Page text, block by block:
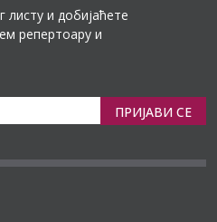
листу и добијаћете
репертоару и
ПРИЈАВИ СЕ